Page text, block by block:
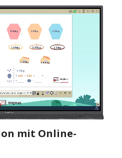
mit Online-